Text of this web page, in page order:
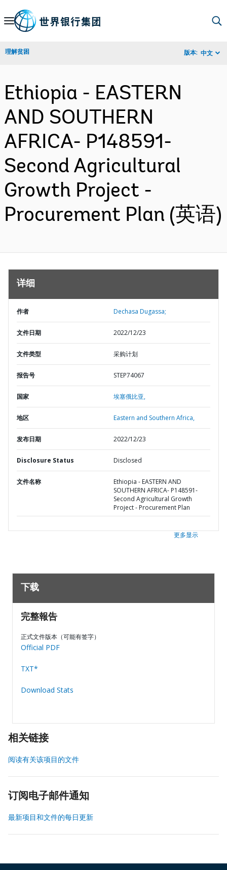
Skip
Navigation
理解贫困 版本: 中文
Ethiopia - EASTERN
AND SOUTHERN
AFRICA- P148591-
Second Agricultural
Growth Project -
Procurement Plan (英语)
详细
作者 Dechasa Dugassa;
文件日期 2022/12/23
文件类型 采购计划
报告号 STEP74067
国家 埃塞俄比亚,
地区 Eastern and Southern Africa,
发布日期 2022/12/23
Disclosure Status Disclosed
文件名称
Ethiopia - EASTERN AND
SOUTHERN AFRICA- P148591-
Second Agricultural Growth
Project - Procurement Plan
更多显示
下载
完整報告
正式文件版本（可能有签字）
Official PDF
TXT*
Download Stats
相关链接
阅读有关该项目的文件
订阅电子邮件通知
最新项目和文件的每日更新